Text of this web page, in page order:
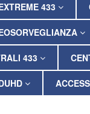
433
433